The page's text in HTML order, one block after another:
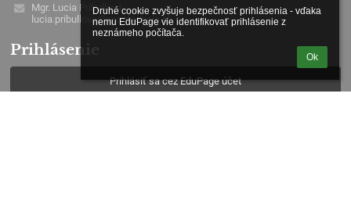
Druhé cookie zvyšuje bezpečnosť prihlásenia - vďaka
nemu EduPage vie identifikovať prihlásenie z
neznámeho počítača.
Ok
Mgr. Lucia Pribullová
lucia.pribullova@veselaskola.sk
Prihlásenie
Prihlásiť sa cez EduPage účet